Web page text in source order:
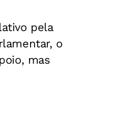
pela
o
mas